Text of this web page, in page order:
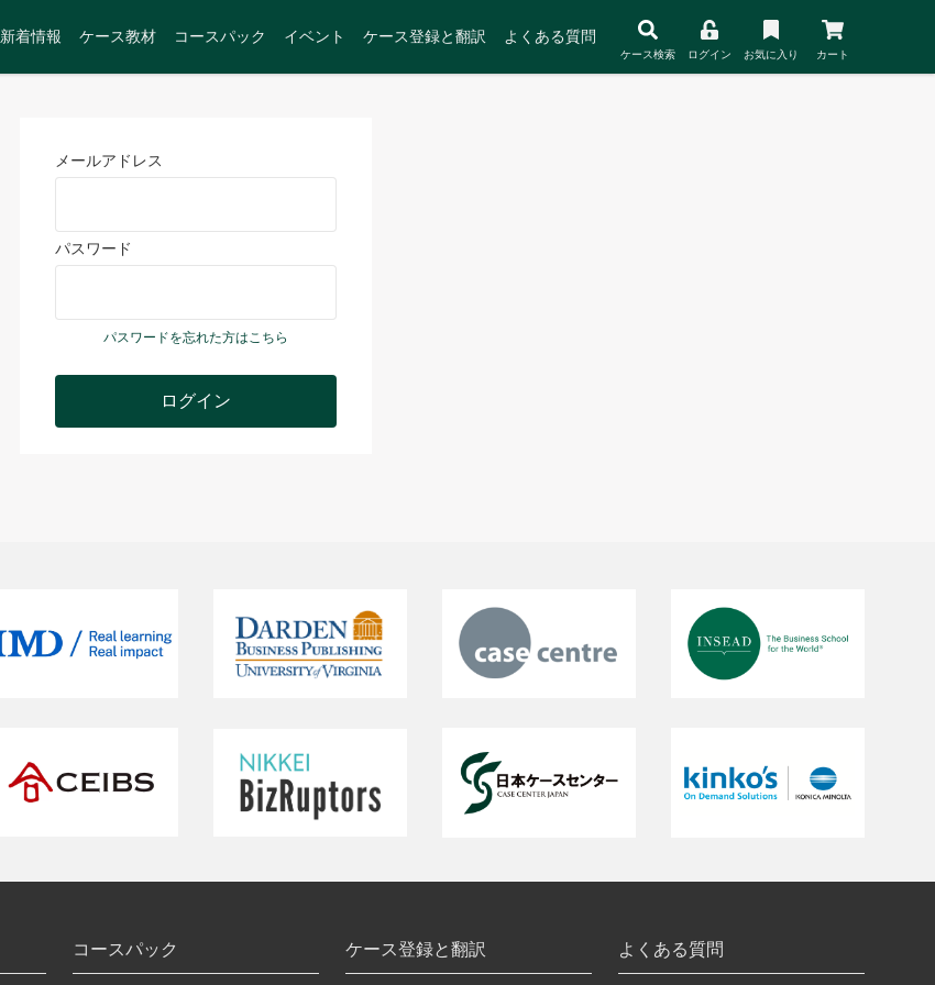
新着情報 ケース教材 コースパック イベント ケース登録と翻訳 よくある質問
ケース検索 ログイン お気に入り カート
メールアドレス
パスワード
パスワードを忘れた方はこちら
ログイン
コースパック ケース登録と翻訳 よくある質問